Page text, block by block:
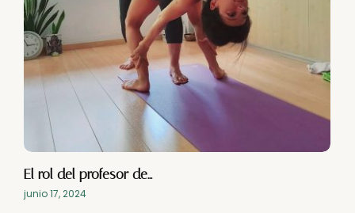
El rol del profesor de…
junio 17, 2024